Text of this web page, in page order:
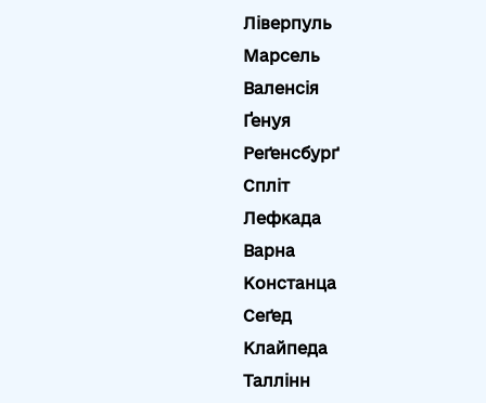
Ліверпуль
Марсель
Валенсія
Ґенуя
Реґенсбурґ
Спліт
Лефкада
Варна
Констанца
Сеґед
Клайпеда
Таллінн